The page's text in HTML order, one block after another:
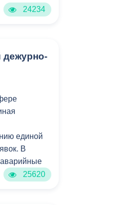
24234
единой
В
25620